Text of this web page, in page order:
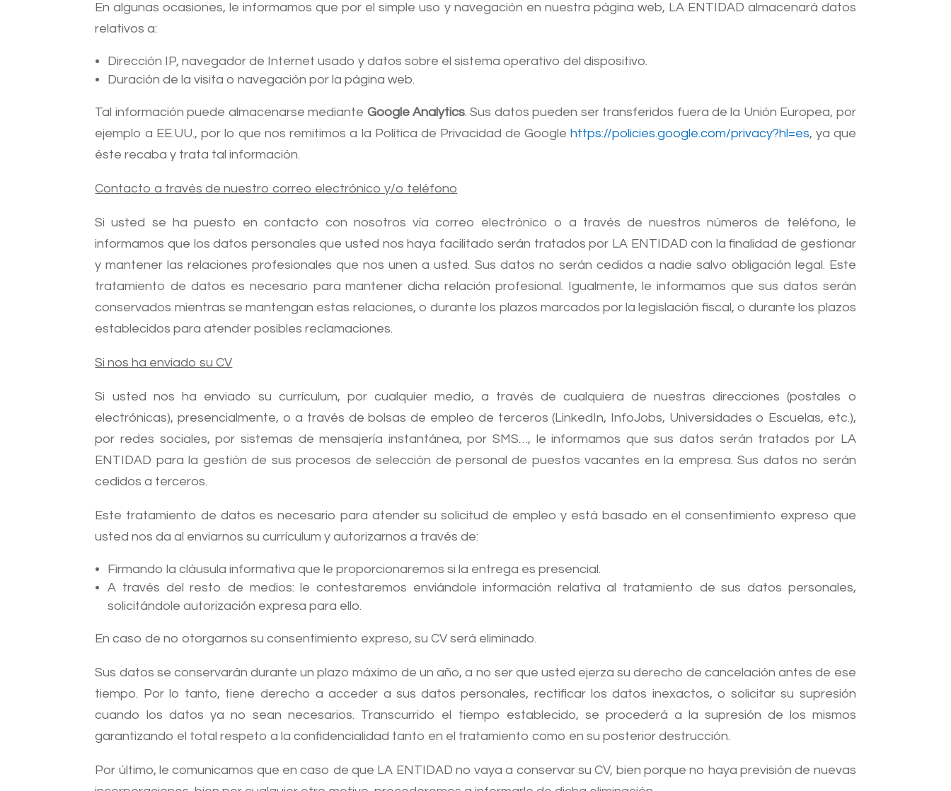
En algunas ocasiones, le informamos que por el simple uso y navegación en nuestra página web, LA ENTIDAD almacenará datos
relativos a:
Dirección IP, navegador de Internet usado y datos sobre el sistema operativo del dispositivo.
Duración de la visita o navegación por la página web.
Tal información puede almacenarse mediante Google Analytics. Sus datos pueden ser transferidos fuera de la Unión Europea, por
ejemplo a EE.UU., por lo que nos remitimos a la Política de Privacidad de Google https://policies.google.com/privacy?hl=es, ya que
éste recaba y trata tal información.
Contacto a través de nuestro correo electrónico y/o teléfono
Si usted se ha puesto en contacto con nosotros vía correo electrónico o a través de nuestros números de teléfono, le
informamos que los datos personales que usted nos haya facilitado serán tratados por LA ENTIDAD con la finalidad de gestionar
y mantener las relaciones profesionales que nos unen a usted. Sus datos no serán cedidos a nadie salvo obligación legal. Este
tratamiento de datos es necesario para mantener dicha relación profesional. Igualmente, le informamos que sus datos serán
conservados mientras se mantengan estas relaciones, o durante los plazos marcados por la legislación fiscal, o durante los plazos
establecidos para atender posibles reclamaciones.
Si nos ha enviado su CV
Si usted nos ha enviado su currículum, por cualquier medio, a través de cualquiera de nuestras direcciones (postales o
electrónicas), presencialmente, o a través de bolsas de empleo de terceros (LinkedIn, InfoJobs, Universidades o Escuelas, etc.),
por redes sociales, por sistemas de mensajería instantánea, por SMS…, le informamos que sus datos serán tratados por LA
ENTIDAD para la gestión de sus procesos de selección de personal de puestos vacantes en la empresa. Sus datos no serán
cedidos a terceros.
Este tratamiento de datos es necesario para atender su solicitud de empleo y está basado en el consentimiento expreso que
usted nos da al enviarnos su currículum y autorizarnos a través de:
Firmando la cláusula informativa que le proporcionaremos si la entrega es presencial.
A través del resto de medios: le contestaremos enviándole información relativa al tratamiento de sus datos personales,
solicitándole autorización expresa para ello.
En caso de no otorgarnos su consentimiento expreso, su CV será eliminado.
Sus datos se conservarán durante un plazo máximo de un año, a no ser que usted ejerza su derecho de cancelación antes de ese
tiempo. Por lo tanto, tiene derecho a acceder a sus datos personales, rectificar los datos inexactos, o solicitar su supresión
cuando los datos ya no sean necesarios. Transcurrido el tiempo establecido, se procederá a la supresión de los mismos
garantizando el total respeto a la confidencialidad tanto en el tratamiento como en su posterior destrucción.
Por último, le comunicamos que en caso de que LA ENTIDAD no vaya a conservar su CV, bien porque no haya previsión de nuevas